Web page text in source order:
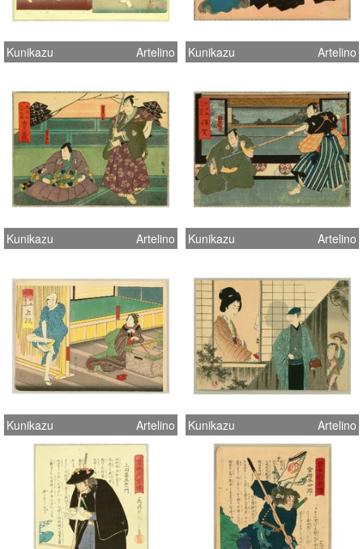
Kunikazu Artelino Kunikazu Artelino
Kunikazu Artelino Kunikazu Artelino
Kunikazu Artelino Kunikazu Artelino